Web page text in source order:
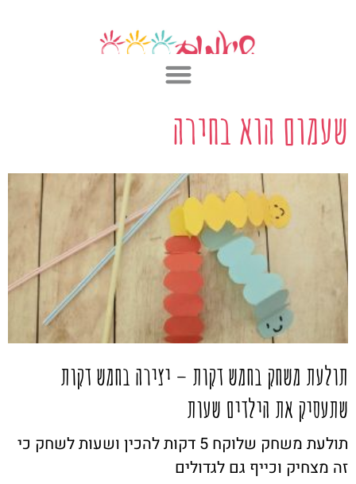
שעמום הוא בחירה
תולעת משחק בחמש דקות – יצירה בחמש דקות
שתעסיק את הילדים שעות
תולעת משחק שלוקח 5 דקות להכין ושעות לשחק כי
זה מצחיק וכייף גם לגדולים
עמוד
עמודעמודעמודעמוד